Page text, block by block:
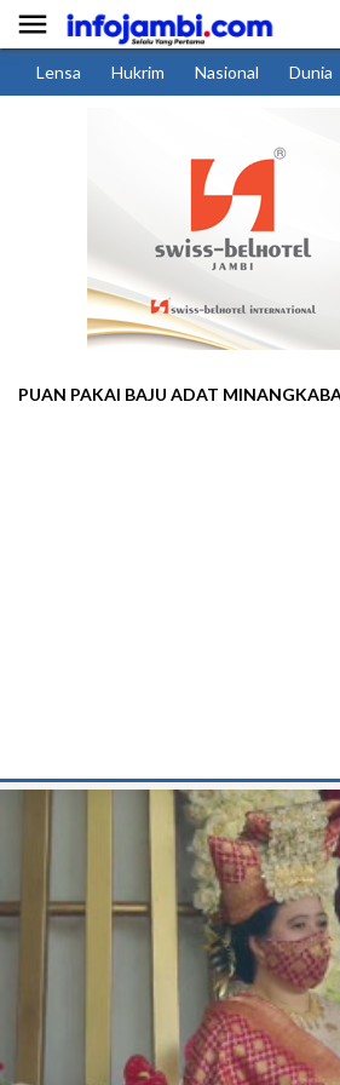

Lensa Hukrim Nasional Dunia
PUAN PAKAI BAJU ADAT